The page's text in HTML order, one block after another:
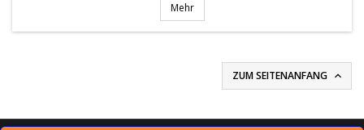
Mehr
ZUM SEITENANFANG 